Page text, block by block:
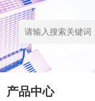
产品中心